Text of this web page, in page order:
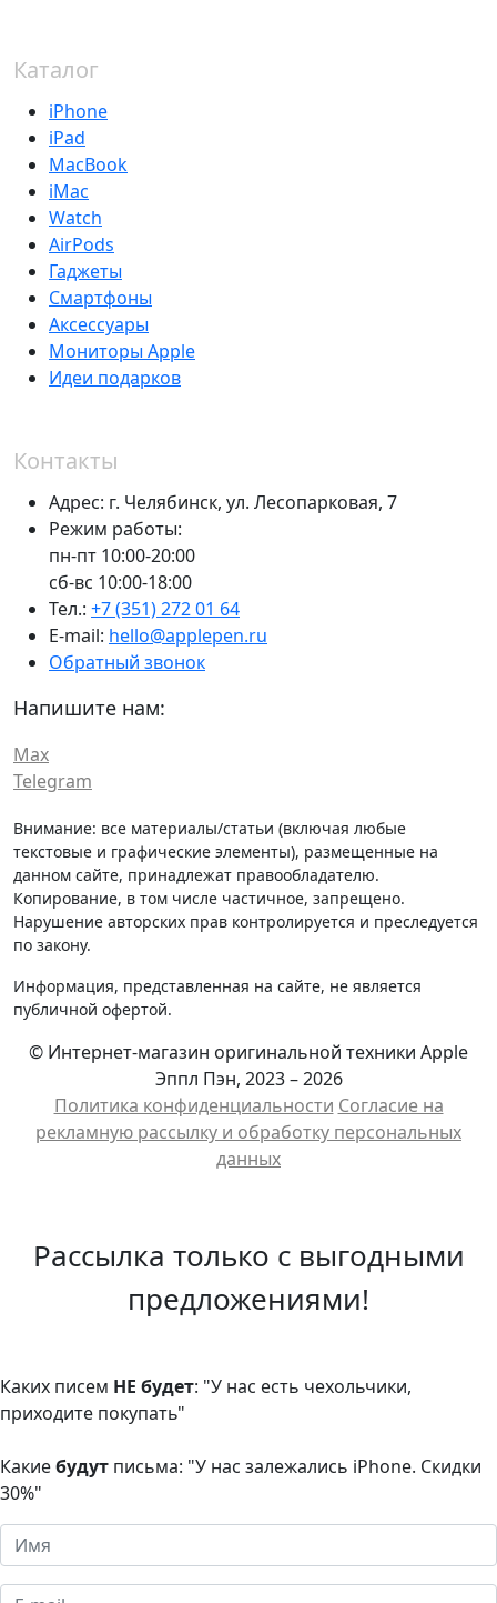
Каталог
iPhone
iPad
MacBook
iMac
Watch
AirPods
Гаджеты
Смартфоны
Аксессуары
Мониторы Apple
Идеи подарков
Контакты
Адрес: г. Челябинск, ул. Лесопарковая, 7
Режим работы:
пн-пт 10:00-20:00
сб-вс 10:00-18:00
Тел.: +7 (351) 272 01 64
E-mail: hello@applepen.ru
Обратный звонок
Напишите нам:
Max
Telegram
Внимание: все материалы/статьи (включая любые
текстовые и графические элементы), размещенные на
данном сайте, принадлежат правообладателю.
Копирование, в том числе частичное, запрещено.
Нарушение авторских прав контролируется и преследуется
по закону.
Информация, представленная на сайте, не является
публичной офертой.
© Интернет-магазин оригинальной техники Apple
Эппл Пэн, 2023 – 2026
Политика конфиденциальности Cогласие на
рекламную рассылку и обработку персональных
данных
Рассылка только с выгодными
предложениями!
Каких писем НЕ будет: "У нас есть чехольчики,
приходите покупать"
Какиебудут письма: "У нас залежались iPhone. Скидки
30%"